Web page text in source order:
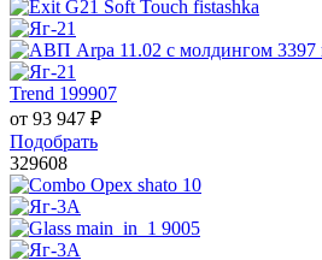
Trend 199907
от 93 947 ₽
Подобрать
329608